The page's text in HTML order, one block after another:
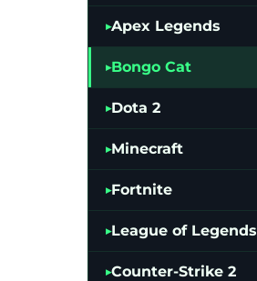
Apex Legends
Bongo Cat
Dota 2
Minecraft
Fortnite
League of Legends
Counter-Strike 2